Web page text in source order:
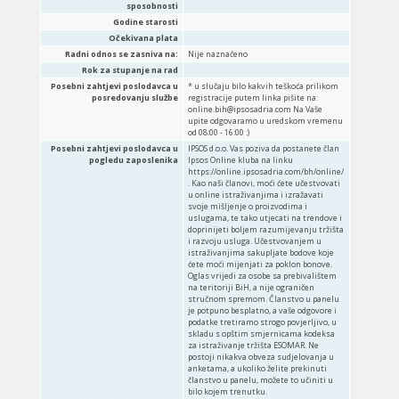
sposobnosti
Godine starosti
Očekivana plata
Radni odnos se zasniva na:
Nije naznačeno
Rok za stupanje na rad
Posebni zahtjevi poslodavca u
posredovanju službe
* u slučaju bilo kakvih teškoća prilikom
registracije putem linka pišite na:
online.bih@ipsosadria.com Na Vaše
upite odgovaramo u uredskom vremenu
od 08:00 - 16:00 :)
Posebni zahtjevi poslodavca u
pogledu zaposlenika
IPSOS d.o.o. Vas poziva da postanete član
Ipsos Online kluba na linku
https://online.ipsosadria.com/bh/online/
. Kao naši članovi, moći ćete učestvovati
u online istraživanjima i izražavati
svoje mišljenje o proizvodima i
uslugama, te tako utjecati na trendove i
doprinijeti boljem razumijevanju tržišta
i razvoju usluga. Učestvovanjem u
istraživanjima sakupljate bodove koje
ćete moći mijenjati za poklon bonove.
Oglas vrijedi za osobe sa prebivalištem
na teritoriji BiH, a nije ograničen
stručnom spremom. Članstvo u panelu
je potpuno besplatno, a vaše odgovore i
podatke tretiramo strogo povjerljivo, u
skladu s opštim smjernicama kodeksa
za istraživanje tržišta ESOMAR. Ne
postoji nikakva obveza sudjelovanja u
anketama, a ukoliko želite prekinuti
članstvo u panelu, možete to učiniti u
bilo kojem trenutku.